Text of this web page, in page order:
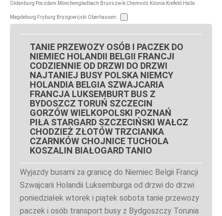
Oldenburg Poczdam Mönchengladbach Brunszwik Chemnitz Kilonia Krefeld Halle
Magdeburg Fryburg Bryzgowijski Oberhausen.:
TANIE PRZEWOZY OSÓB I PACZEK DO
NIEMIEC HOLANDII BELGII FRANCJI
CODZIENNIE OD DRZWI DO DRZWI
NAJTANIEJ BUSY POLSKA NIEMCY
HOLANDIA BELGIA SZWAJCARIA
FRANCJA LUKSEMBURT BUS Z
BYDOSZCZ TORUŃ SZCZECIN
GORZÓW WIELKOPOLSKI POZNAŃ
PIŁA STARGARD SZCZECIŃSKI WAŁCZ
CHODZIEŻ ZŁOTÓW TRZCIANKA
CZARNKÓW CHOJNICE TUCHOLA
KOSZALIN BIAŁOGARD TANIO
Wyjazdy busami za granicę do Niemiec Belgii Francji
Szwajcarii Holandii Luksemburga od drzwi do drzwi
poniedziałek wtorek i piątek sobota tanie przewozy
paczek i osób transport busy z Bydgoszczy Torunia